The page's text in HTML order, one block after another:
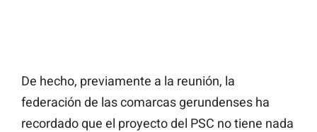
De hecho, previamente a la reunión, la
federación de las comarcas gerundenses ha
recordado que el proyecto del PSC no tiene nada